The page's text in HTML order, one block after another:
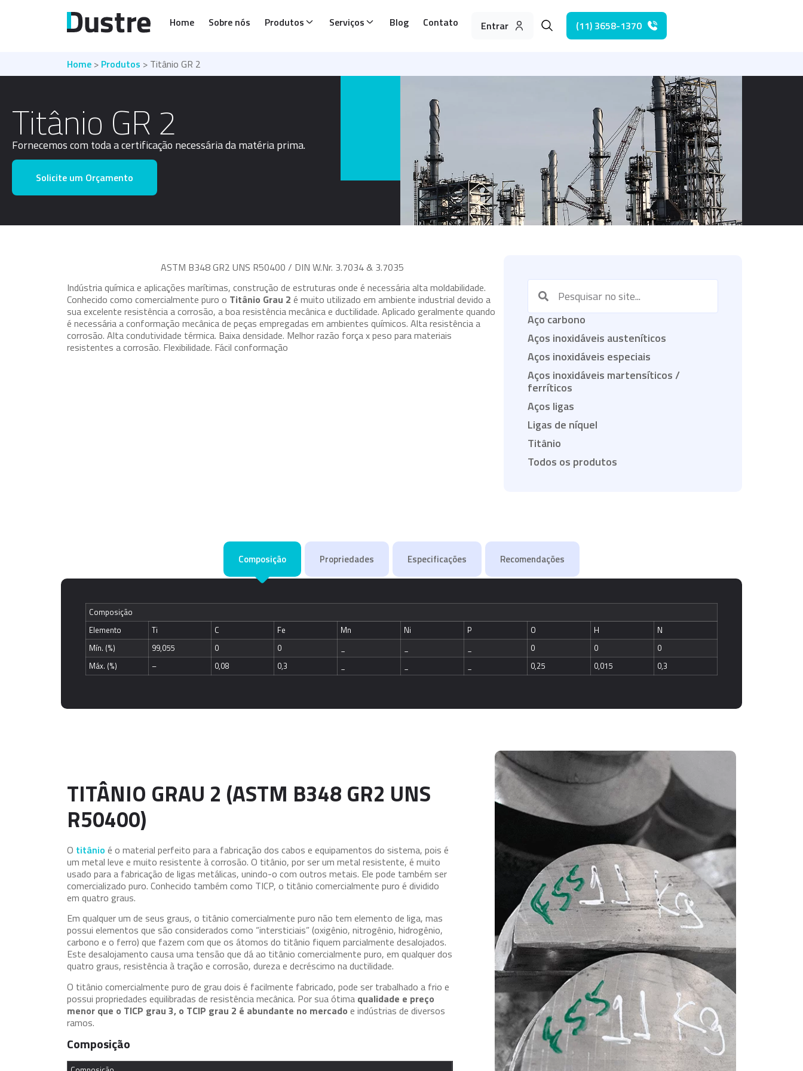
Home Sobre nós Produtos Serviços Blog Contato Entrar (11) 3658-1370
Home > Produtos > Titânio GR 2
Titânio GR 2
Fornecemos com toda a certificação necessária da matéria prima.
Solicite um Orçamento
ASTM B348 GR2 UNS R50400 / DIN W.Nr. 3.7034 & 3.7035
Indústria química e aplicações marítimas, construção de estruturas onde é necessária alta moldabilidade.
Conhecido como comercialmente puro o Titânio Grau 2 é muito utilizado em ambiente industrial devido a
sua excelente resistência a corrosão, a boa resistência mecânica e ductilidade. Aplicado geralmente quando
é necessária a conformação mecânica de peças empregadas em ambientes químicos. Alta resistência a
corrosão. Alta condutividade térmica. Baixa densidade. Melhor razão força x peso para materiais
resistentes a corrosão. Flexibilidade. Fácil conformação
Aço carbono
Aços inoxidáveis austeníticos
Aços inoxidáveis especiais
Aços inoxidáveis martensíticos /
ferríticos
Aços ligas
Ligas de níquel
Titânio
Todos os produtos
Composição Propriedades Especificações Recomendações
Composição
Elemento
Ti C Fe Mn Ni P O H
N
Mín. (%)
99,055 0 0 0 0
0
Máx. (%)
– 0,08 0,3 0,25 0,015 0,3
TITÂNIO GRAU 2 (ASTM B348 GR2 UNS
R50400)
O titânio é o material perfeito para a fabricação dos cabos e equipamentos do sistema, pois é
um metal leve e muito resistente à corrosão. O titânio, por ser um metal resistente, é muito
usado para a fabricação de ligas metálicas, unindo-o com outros metais. Ele pode também ser
comercializado puro. Conhecido também como TICP, o titânio comercialmente puro é dividido
em quatro graus.
Em qualquer um de seus graus, o titânio comercialmente puro não tem elemento de liga, mas
possui elementos que são considerados como “intersticiais” (oxigênio, nitrogênio, hidrogênio,
carbono e o ferro) que fazem com que os átomos do titânio fiquem parcialmente desalojados.
Este desalojamento causa uma tensão que dá ao titânio comercialmente puro, em qualquer dos
quatro graus, resistência à tração e corrosão, dureza e decréscimo na ductilidade.
O titânio comercialmente puro de grau dois é facilmente fabricado, pode ser trabalhado a frio e
possui propriedades equilibradas de resistência mecânica. Por sua ótima qualidade e preço
menor que o TICP grau 3, o TCIP grau 2 é abundante no mercado e indústrias de diversos
ramos.
Composição